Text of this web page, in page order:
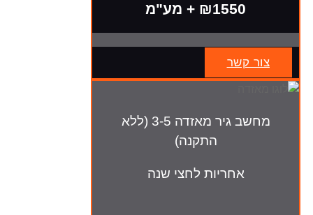
₪1550 + מע"מ
צור קשר
מחשב גיר מאזדה 3-5 (ללא
התקנה)
אחריות לחצי שנה